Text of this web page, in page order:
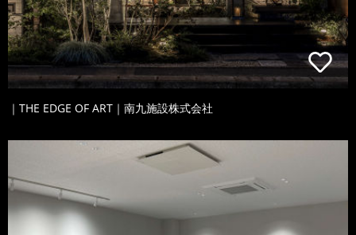
｜THE EDGE OF ART｜南九施設株式会社